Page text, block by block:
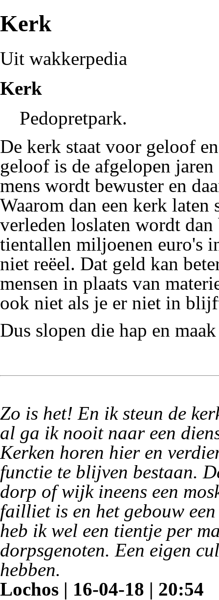
Kerk
Uit wakkerpedia
Kerk
Pedopretpark.
De kerk staat voor geloof
geloof is de afgelopen
mens wordt bewuster en
Waarom dan een kerk laten
verleden loslaten wordt
tientallen miljoenen euro's
niet reëel. Dat geld kan
mensen in plaats van
ook niet als je er niet in
Dus slopen die hap en
Zo is het! En ik steun de
al ga ik nooit naar een
Kerken horen hier en
functie te blijven bestaan.
dorp of wijk ineens een
failliet is en het gebouw
heb ik wel een tientje per
dorpsgenoten. Een eigen
hebben.
Lochos | 16-04-18 | 20:54